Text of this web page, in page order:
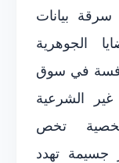
سرقة بيانات
الجوهرية
في سوق
الشرعية
تخص
جسيمة تهدد